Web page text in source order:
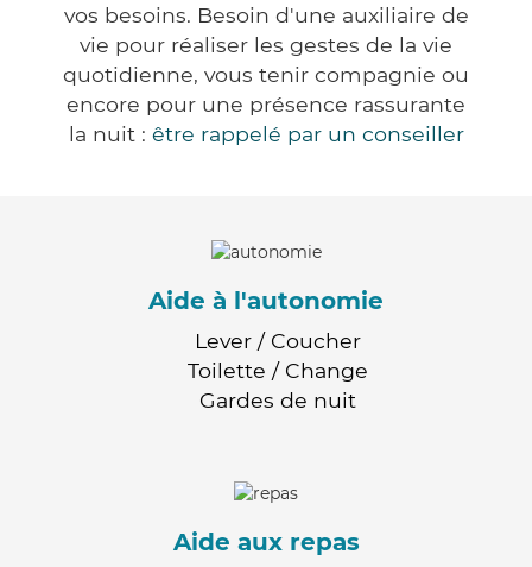
vos besoins. Besoin d'une auxiliaire de
vie pour réaliser les gestes de la vie
quotidienne, vous tenir compagnie ou
encore pour une présence rassurante
la nuit : être rappelé par un conseiller
Aide à l'autonomie
Lever / Coucher
Toilette / Change
Gardes de nuit
Aide aux repas